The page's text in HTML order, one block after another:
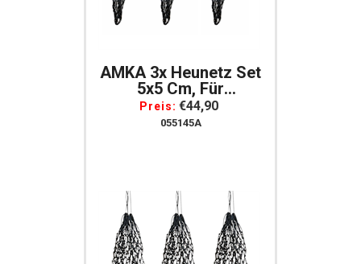
AMKA 3x Heunetz Set
5x5 Cm, Für
Artgerechte
Fütterung Pferde
Preis: €44,90
055145A